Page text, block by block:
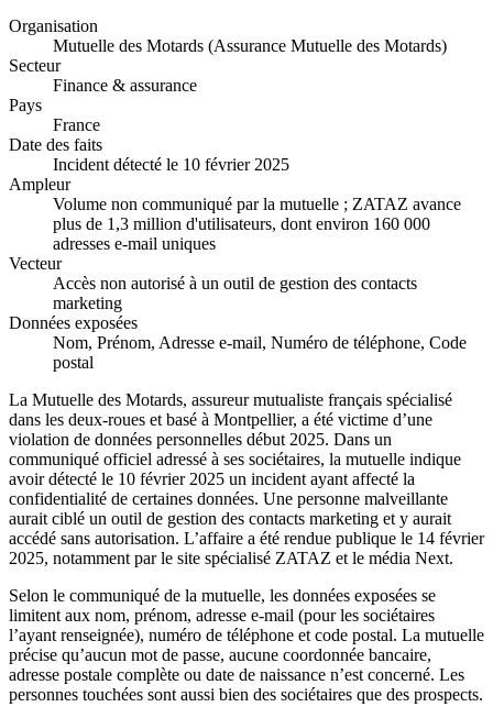
Organisation
Mutuelle des Motards (Assurance Mutuelle des Motards)
Secteur
Finance & assurance
Pays
France
Date des faits
Incident détecté le 10 février 2025
Ampleur
Volume non communiqué par la mutuelle ; ZATAZ avance
plus de 1,3 million d'utilisateurs, dont environ 160 000
adresses e-mail uniques
Vecteur
Accès non autorisé à un outil de gestion des contacts
marketing
Données exposées
Nom, Prénom, Adresse e-mail, Numéro de téléphone, Code
postal
La Mutuelle des Motards, assureur mutualiste français spécialisé
dans les deux-roues et basé à Montpellier, a été victime d’une
violation de données personnelles début 2025. Dans un
communiqué officiel adressé à ses sociétaires, la mutuelle indique
avoir détecté le 10 février 2025 un incident ayant affecté la
confidentialité de certaines données. Une personne malveillante
aurait ciblé un outil de gestion des contacts marketing et y aurait
accédé sans autorisation. L’affaire a été rendue publique le 14 février
2025, notamment par le site spécialisé ZATAZ et le média Next.
Selon le communiqué de la mutuelle, les données exposées se
limitent aux nom, prénom, adresse e-mail (pour les sociétaires
l’ayant renseignée), numéro de téléphone et code postal. La mutuelle
précise qu’aucun mot de passe, aucune coordonnée bancaire,
adresse postale complète ou date de naissance n’est concerné. Les
personnes touchées sont aussi bien des sociétaires que des prospects.